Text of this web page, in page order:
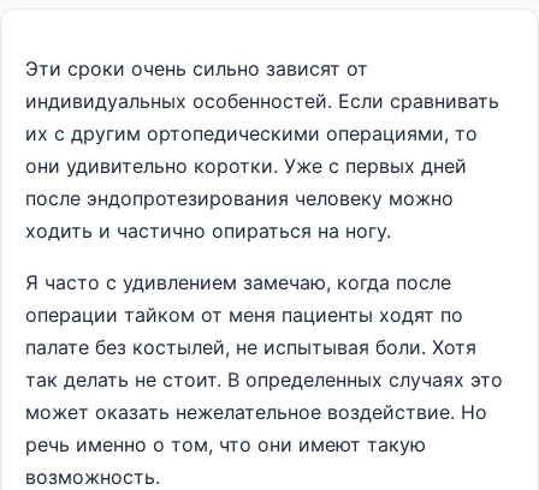
Эти сроки очень сильно зависят от
индивидуальных особенностей. Если сравнивать
их с другим ортопедическими операциями, то
они удивительно коротки. Уже с первых дней
после эндопротезирования человеку можно
ходить и частично опираться на ногу.
Я часто с удивлением замечаю, когда после
операции тайком от меня пациенты ходят по
палате без костылей, не испытывая боли. Хотя
так делать не стоит. В определенных случаях это
может оказать нежелательное воздействие. Но
речь именно о том, что они имеют такую
возможность.